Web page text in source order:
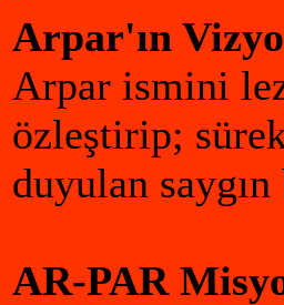
Arpar'ın
Arpar ismini
özleştirip;
duyulan
AR-PAR